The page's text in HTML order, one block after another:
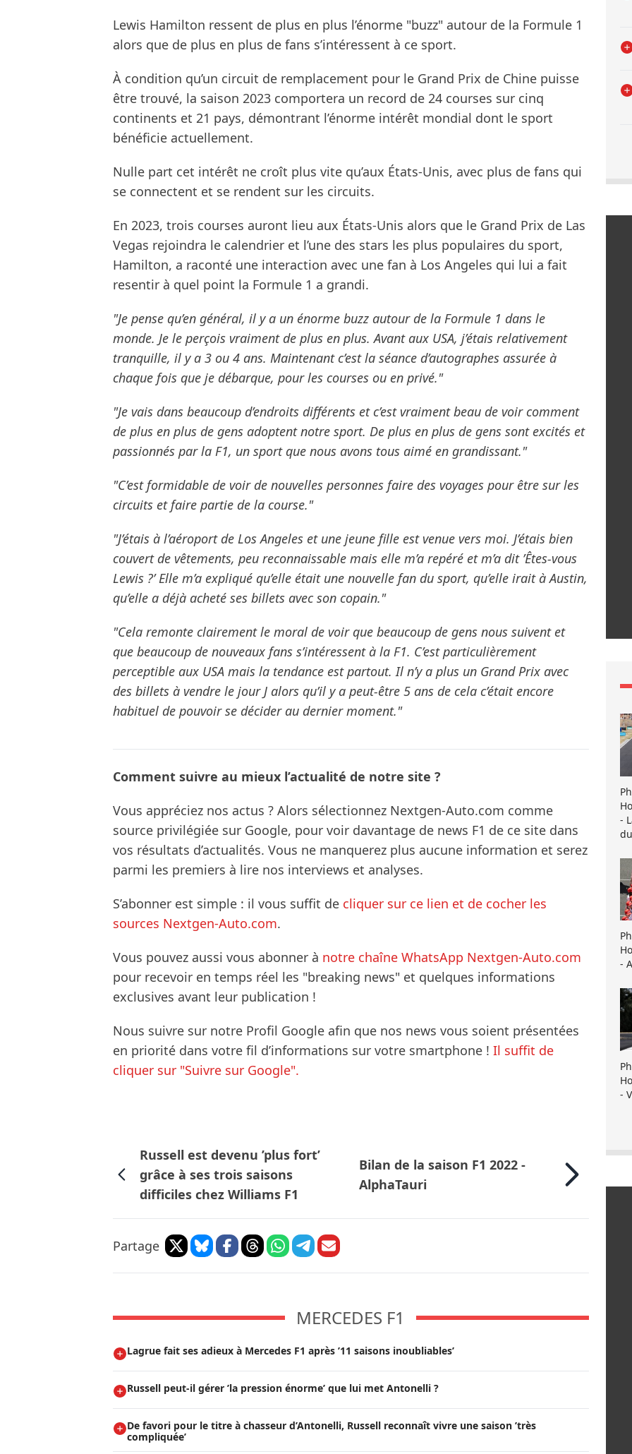
Lewis Hamilton ressent de plus en plus l’énorme "buzz" autour de la Formule 1
alors que de plus en plus de fans s’intéressent à ce sport.
À condition qu’un circuit de remplacement pour le Grand Prix de Chine puisse
être trouvé, la saison 2023 comportera un record de 24 courses sur cinq
continents et 21 pays, démontrant l’énorme intérêt mondial dont le sport
bénéficie actuellement.
Nulle part cet intérêt ne croît plus vite qu’aux États-Unis, avec plus de fans qui
se connectent et se rendent sur les circuits.
En 2023, trois courses auront lieu aux États-Unis alors que le Grand Prix de Las
Vegas rejoindra le calendrier et l’une des stars les plus populaires du sport,
Hamilton, a raconté une interaction avec une fan à Los Angeles qui lui a fait
resentir à quel point la Formule 1 a grandi.
"Je pense qu’en général, il y a un énorme buzz autour de la Formule 1 dans le
monde. Je le perçois vraiment de plus en plus. Avant aux USA, j’étais relativement
tranquille, il y a 3 ou 4 ans. Maintenant c’est la séance d’autographes assurée à
chaque fois que je débarque, pour les courses ou en privé."
"Je vais dans beaucoup d’endroits différents et c’est vraiment beau de voir comment
de plus en plus de gens adoptent notre sport. De plus en plus de gens sont excités et
passionnés par la F1, un sport que nous avons tous aimé en grandissant."
"C’est formidable de voir de nouvelles personnes faire des voyages pour être sur les
circuits et faire partie de la course."
"J’étais à l’aéroport de Los Angeles et une jeune fille est venue vers moi. J’étais bien
couvert de vêtements, peu reconnaissable mais elle m’a repéré et m’a dit ’Êtes-vous
Lewis ?’ Elle m’a expliqué qu’elle était une nouvelle fan du sport, qu’elle irait à Austin,
qu’elle a déjà acheté ses billets avec son copain."
"Cela remonte clairement le moral de voir que beaucoup de gens nous suivent et
que beaucoup de nouveaux fans s’intéressent à la F1. C’est particulièrement
perceptible aux USA mais la tendance est partout. Il n’y a plus un Grand Prix avec
des billets à vendre le jour J alors qu’il y a peut-être 5 ans de cela c’était encore
habituel de pouvoir se décider au dernier moment."
Comment suivre au mieux l’actualité de notre site ?
Vous appréciez nos actus ? Alors sélectionnez Nextgen-Auto.com comme
source privilégiée sur Google, pour voir davantage de news F1 de ce site dans
vos résultats d’actualités. Vous ne manquerez plus aucune information et serez
parmi les premiers à lire nos interviews et analyses.
S’abonner est simple : il vous suffit de cliquer sur ce lien et de cocher les
sources Nextgen-Auto.com.
Vous pouvez aussi vous abonner à notre chaîne WhatsApp Nextgen-Auto.com
pour recevoir en temps réel les "breaking news" et quelques informations
exclusives avant leur publication !
Nous suivre sur notre Profil Google afin que nos news vous soient présentées
en priorité dans votre fil d’informations sur votre smartphone ! Il suffit de
cliquer sur "Suivre sur Google".
Russell est devenu ’plus fort’
grâce à ses trois saisons
difficiles chez Williams F1
Bilan de la saison F1 2022 -
AlphaTauri
Partage
MERCEDES F1
Lagrue fait ses adieux à Mercedes F1 après ’11 saisons inoubliables’
Russell peut-il gérer ’la pression énorme’ que lui met Antonelli ?
De favori pour le titre à chasseur d’Antonelli, Russell reconnaît vivre une saison ’très
compliquée’
-
-
-